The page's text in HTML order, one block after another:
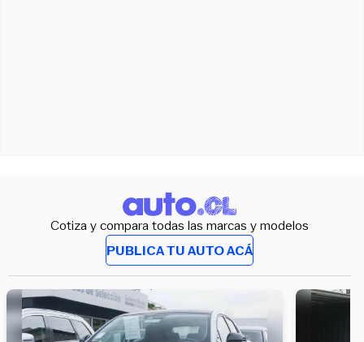
Cotiza y compara todas las marcas y modelos
PUBLICA TU AUTO ACÁ